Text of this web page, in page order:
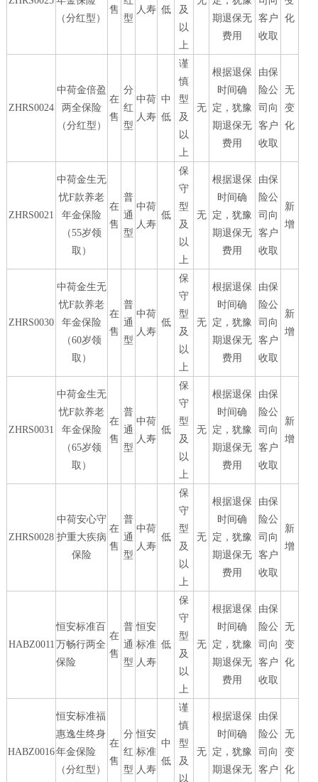
（分红型）
售
型
人寿 低
及
以
上
期退保无
费用
客户
收取
化
ZHRS0024
中荷金倍盈
两全保险
（分红型）
在
售
分
红
型
中荷
人寿
中
低
谨
慎
型
及
以
上
无
根据退保
时间确
定，犹豫
期退保无
费用
由保
险公
司向
客户
收取
无
变
化
ZHRS0021
中荷金生无
忧F款养老
年金保险
（55岁领
取）
在
售
普
通
型
中荷
人寿
低
保
守
型
及
以
上
无
根据退保
时间确
定，犹豫
期退保无
费用
由保
险公
司向
客户
收取
新
增
ZHRS0030
中荷金生无
忧F款养老
年金保险
（60岁领
取）
在
售
普
通
型
中荷
人寿
低
保
守
型
及
以
上
无
根据退保
时间确
定，犹豫
期退保无
费用
由保
险公
司向
客户
收取
新
增
ZHRS0031
中荷金生无
忧F款养老
年金保险
（65岁领
取）
在
售
普
通
型
中荷
人寿
低
保
守
型
及
以
上
无
根据退保
时间确
定，犹豫
期退保无
费用
由保
险公
司向
客户
收取
新
增
ZHRS0028
中荷安心守
护重大疾病
保险
在
售
普
通
型
中荷
人寿
低
保
守
型
及
以
上
无
根据退保
时间确
定，犹豫
期退保无
费用
由保
险公
司向
客户
收取
新
增
HABZ0011
恒安标准百
万畅行两全
保险
在
售
普
通
型
恒安
标准
人寿
低
保
守
型
及
以
上
无
根据退保
时间确
定，犹豫
期退保无
费用
由保
险公
司向
客户
收取
无
变
化
HABZ0016
恒安标准福
惠逸生终身
年金保险
（分红型）
在
售
分
红
型
恒安
标准
人寿
中
低
谨
慎
型
及
以
无
根据退保
时间确
定，犹豫
期退保无
由保
险公
司向
客户
无
变
化